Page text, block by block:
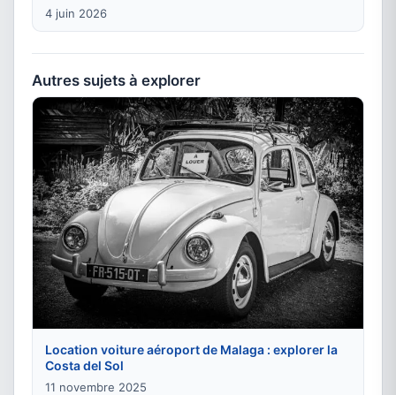
4 juin 2026
Autres sujets à explorer
Location voiture aéroport de Malaga : explorer la
Costa del Sol
11 novembre 2025